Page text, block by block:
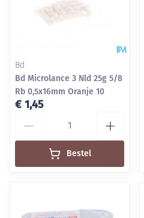
Bd
Bd Microlance 3 Nld 25g 5/8
Rb 0,5x16mm Oranje 10
€ 1,45
Bestel